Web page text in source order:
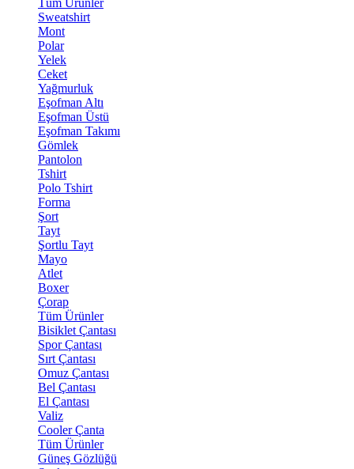
Tüm Ürünler
Sweatshirt
Mont
Polar
Yelek
Ceket
Yağmurluk
Eşofman Altı
Eşofman Üstü
Eşofman Takımı
Gömlek
Pantolon
Tshirt
Polo Tshirt
Forma
Şort
Tayt
Şortlu Tayt
Mayo
Atlet
Boxer
Çorap
Tüm Ürünler
Bisiklet Çantası
Spor Çantası
Sırt Çantası
Omuz Çantası
Bel Çantası
El Çantası
Valiz
Cooler Çanta
Tüm Ürünler
Güneş Gözlüğü